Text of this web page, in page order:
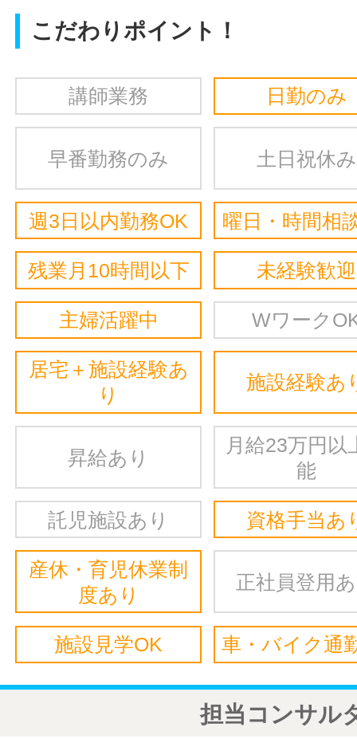
こだわりポイント！
講師業務 日勤のみ
早番勤務のみ 土日祝休み
週3日以内勤務OK 曜日・時間相
残業月10時間以下 未経験歓迎
主婦活躍中 Wワーク
居宅＋施設経験あ
り
施設経験あ
昇給あり
月給23万円以
能
託児施設あり 資格手当あ
産休・育児休業制
度あり
正社員登用
施設見学OK 車・バイク通
担当コンサル